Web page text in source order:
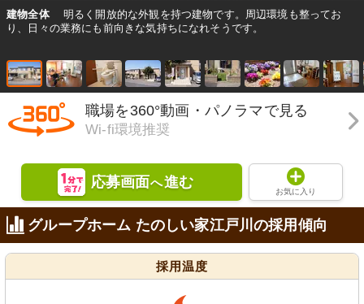
建物全体
明るく開放的な外観を持つ建物です。周辺環境も整ってお
り、日々の業務にも前向きな気持ちになれそうです。
職場を360°動画・パノラマで見る
Wi-fi環境推奨
応募画面へ進む
お気に入り
グループホーム たのしい家江戸川の採用傾向
採用温度